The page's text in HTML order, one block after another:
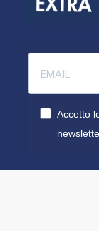
Accetto